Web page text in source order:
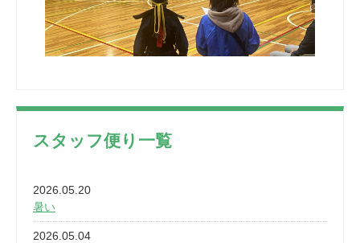
スタッフ便り一覧
2026.05.20
暑い
2026.05.04